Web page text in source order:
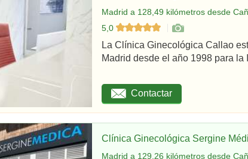
Madrid a 128,49 kilómetros desde
5,0
La Clínica Ginecológica Callao
Madrid desde el año 1998 para
Contactar
Clínica Ginecológica Sergine
Madrid a 129,26 kilómetros desde